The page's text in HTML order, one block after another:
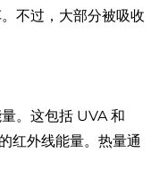
不过，大部分被吸收
。这包括 UVA 和
红外线能量。热量通